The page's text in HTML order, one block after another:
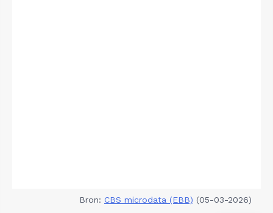
Bron: CBS microdata (EBB) (05-03-2026)